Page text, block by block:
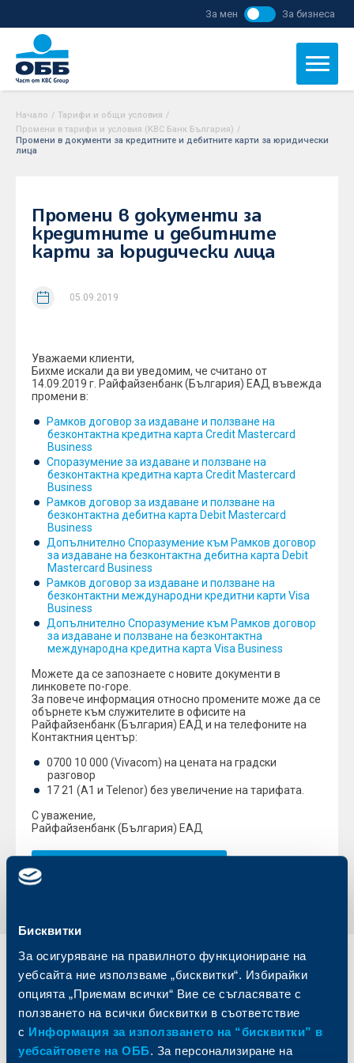
Бисквитки
За осигуряване на правилното функциониране на
уебсайта ние използваме „бисквитки“. Избирайки
опцията „Приемам всички“ Вие се съгласявате с
ползването на всички бисквитки в съответствие
с Информация за използването на “бисквитки” в
уебсайтовете на ОББ. За персонализиране на
За мен За бизнеса
Начало / Тарифи и общи условия /
Промени в тарифи и условия (KBC Банк България) /
Промени в документи за кредитните и дебитните карти за юридически
лица
Промени в документи за
кредитните и дебитните
карти за юридически лица
05.09.2019
Уважаеми клиенти,
Бихме искали да ви уведомим, че считано от
14.09.2019 г. Райфайзенбанк (България) ЕАД въвежда
промени в:
Рамков договор за издаване и ползване на
безконтактна кредитна карта Credit Mastercard
Business
Споразумение за издаване и ползване на
безконтактна кредитна карта Credit Mastercard
Business
Рамков договор за издаване и ползване на
безконтактна дебитна карта Debit Mastercard
Business
Допълнително Споразумение към Рамков договор
за издаване на безконтактна дебитна карта Debit
Mastercard Business
Рамков договор за издаване и ползване на
безконтактни международни кредитни карти Visa
Business
Допълнително Споразумение към Рамков договор
за издаване и ползване на безконтактна
международна кредитна карта Visa Business
Можете да се запознаете с новите документи в
линковете по-горе.
За повече информация относно промените може да се
обърнете към служителите в офисите на
Райфайзенбанк (България) ЕАД и на телефоните на
Контактния център:
0700 10 000 (Vivacom) на цената на градски
разговор
17 21 (A1 и Telenor) без увеличение на тарифата.
С уважение,
Райфайзенбанк (България) ЕАД
Индивидуални
клиенти
Сметки и плащания
Кредити
Бизнес
Управление на парични средства
Търговско финансиране